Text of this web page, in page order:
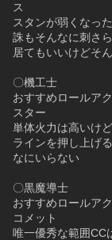
ス
スタンが弱くなっ
誅もそんなに刺さ
居てもいいけどそ
〇機工士
おすすめロールア
スター
単体火力は高いけ
ラインを押し上げ
なにいらない
〇黒魔導士
おすすめロールア
コメット
唯一優秀な範囲CC